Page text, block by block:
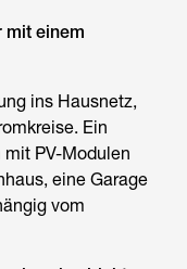
mit einem
ins Hausnetz,
Ein
PV-Modulen
eine Garage
vom